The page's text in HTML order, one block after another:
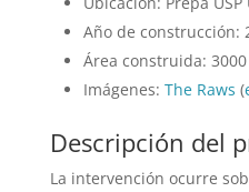
Año de construcción:
Área construida:
Imágenes: The Raws (
Descripción del
La intervención ocurre